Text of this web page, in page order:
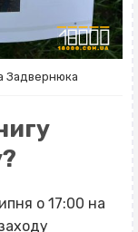
Задвернюка
о 17:00 на